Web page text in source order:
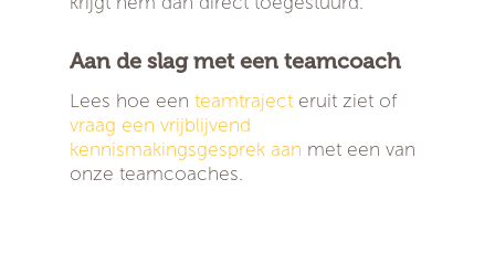
Aan de slag met een teamcoach
Lees hoe een teamtrajecteruit ziet of
vraag een vrijblijvend
kennismakingsgesprek aan met een van
onze teamcoaches.